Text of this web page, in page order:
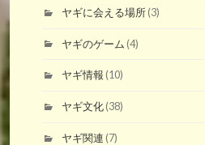
ヤギに会える場所(3)
ヤギのゲーム (4)
ヤギ情報 (10)
ヤギ文化(38)
ヤギ関連 (7)